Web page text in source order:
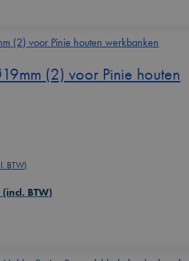
(2) voor Pinie houten
BTW)
(incl. BTW)